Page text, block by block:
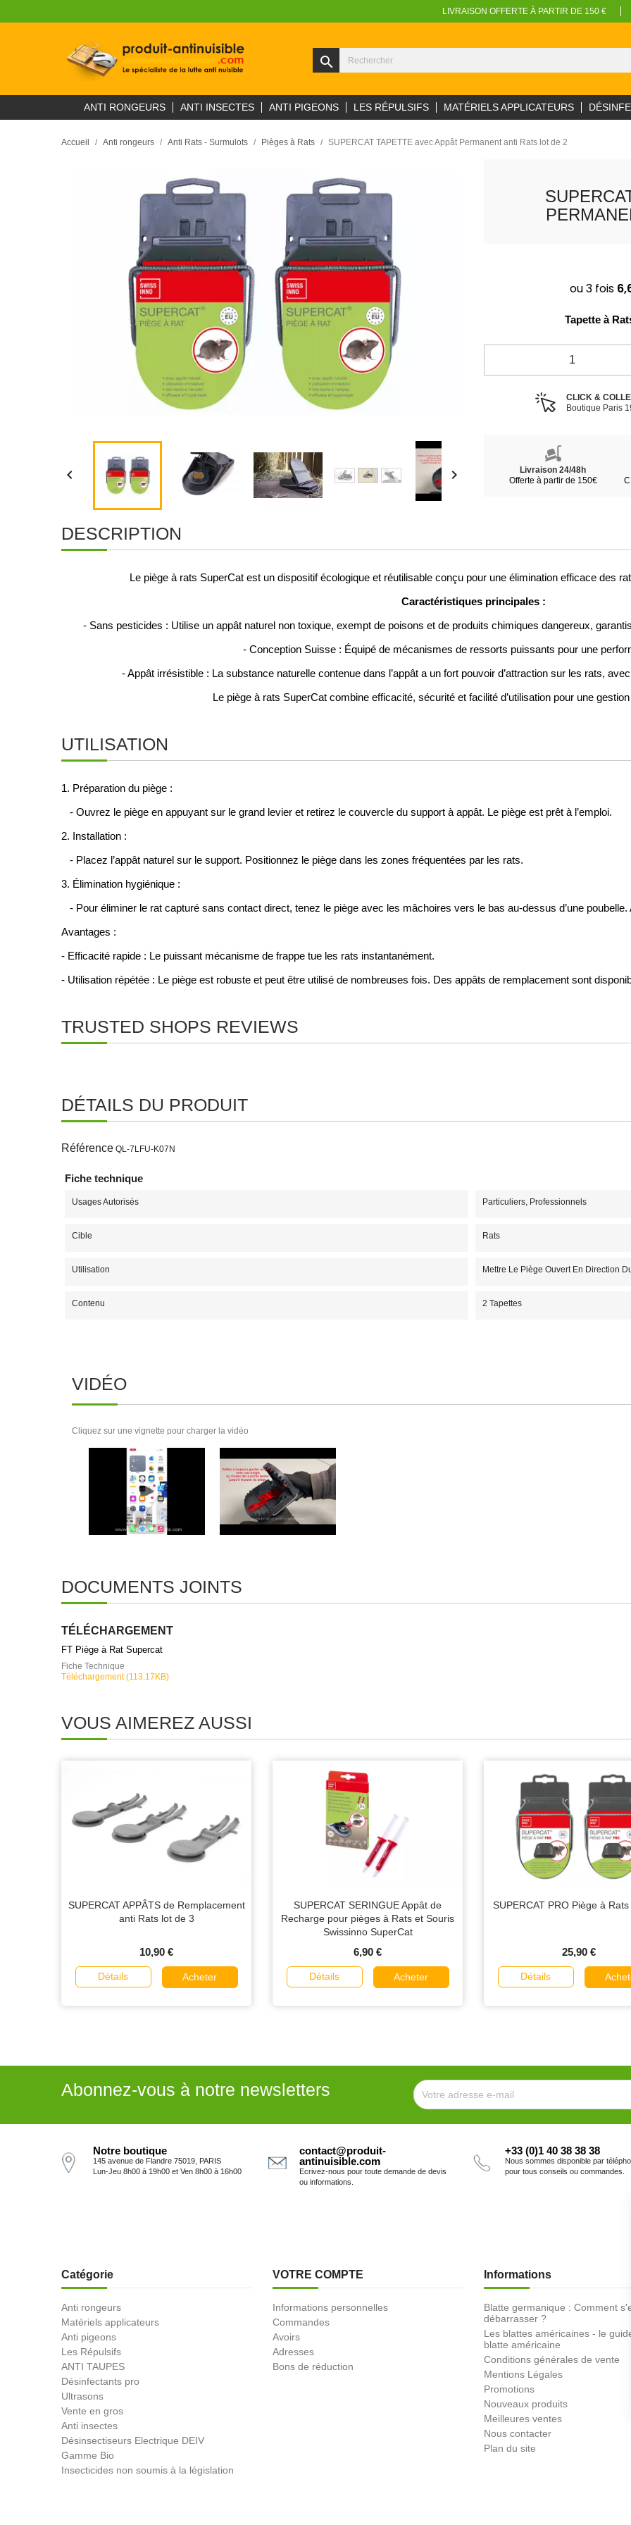
LIVRAISON OFFERTE À PARTIR DE 150 €
search
ANTI RONGEURS ANTI INSECTES ANTI PIGEONS LES RÉPULSIFS MATÉRIELS APPLICATEURS
Accueil Anti rongeurs Anti Rats - Surmulots Pièges à Rats SUPERCAT TAPETTE avec Appât Permanent anti Rats lot de 2
 
Tapette à
CLICK &
Boutique Paris
Livraison 24/48h
Offerte à partir de 150€
DESCRIPTION
Le piège à rats SuperCat est un dispositif écologique et réutilisable conçu pour une élimination efficace des
Caractéristiques principales :
- Sans pesticides : Utilise un appât naturel non toxique, exempt de poisons et de produits chimiques dangereux,
- Conception Suisse : Équipé de mécanismes de ressorts puissants pour une
- Appât irrésistible : La substance naturelle contenue dans l’appât a un fort pouvoir d’attraction sur les rats,
Le piège à rats SuperCat combine efficacité, sécurité et facilité d’utilisation pour une
UTILISATION
1. Préparation du piège :
- Ouvrez le piège en appuyant sur le grand levier et retirez le couvercle du support à appât. Le piège est prêt à l’emploi.
2. Installation :
- Placez l’appât naturel sur le support. Positionnez le piège dans les zones fréquentées par les rats.
3. Élimination hygiénique :
- Pour éliminer le rat capturé sans contact direct, tenez le piège avec les mâchoires vers le bas au-dessus d’une
Avantages :
- Efficacité rapide : Le puissant mécanisme de frappe tue les rats instantanément.
- Utilisation répétée : Le piège est robuste et peut être utilisé de nombreuses fois. Des appâts de remplacement sont
TRUSTED SHOPS REVIEWS
DÉTAILS DU PRODUIT
Référence QL-7LFU-K07N
Fiche technique
Usages Autorisés Particuliers, Professionnels
Cible Rats
Utilisation Mettre Le Piège Ouvert En Direction
Contenu 2 Tapettes
VIDÉO
Cliquez sur une vignette pour charger la vidéo
DOCUMENTS JOINTS
TÉLÉCHARGEMENT
FT Piège à Rat Supercat
Fiche Technique
Téléchargement (113.17KB)
VOUS AIMEREZ AUSSI
SUPERCAT APPÂTS de Remplacement
anti Rats lot de 3
10,90 €
Détails Acheter
SUPERCAT SERINGUE Appât de
Recharge pour pièges à Rats et Souris
Swissinno SuperCat
6,90 €
Détails Acheter
SUPERCAT PRO Piège à
25,90 €
Détails
Abonnez-vous à notre newsletters
Notre boutique
145 avenue de Flandre 75019, PARIS
Lun-Jeu 8h00 à 19h00 et Ven 8h00 à 16h00
contact@produit-
antinuisible.com
Ecrivez-nous pour toute demande de devis
ou informations.
+33 (0)1 40 38 38 38
Nous sommes disponible par
pour tous conseils ou commandes.
Catégorie
Anti rongeurs
Matériels applicateurs
Anti pigeons
Les Répulsifs
ANTI TAUPES
Désinfectants pro
Ultrasons
Vente en gros
Anti insectes
Désinsectiseurs Electrique DEIV
Gamme Bio
Insecticides non soumis à la législation
VOTRE COMPTE
Informations personnelles
Commandes
Avoirs
Adresses
Bons de réduction
Informations
Blatte germanique : Comment
débarrasser ?
Les blattes américaines - le
blatte américaine
Conditions générales de vente
Mentions Légales
Promotions
Nouveaux produits
Meilleures ventes
Nous contacter
Plan du site